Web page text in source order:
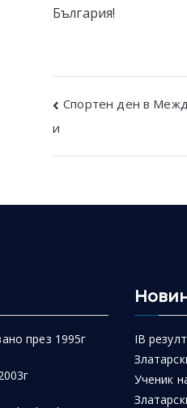
България!
Post
navigation
Спортен ден в
и
през 1995г
IB
Ученик